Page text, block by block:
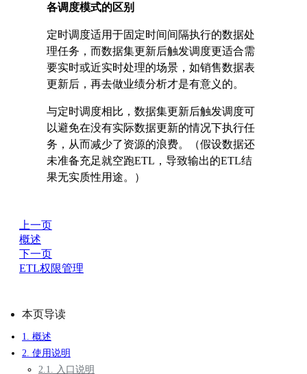
各调度模式的区别
定时调度适用于固定时间间隔执行的数据处
理任务，而数据集更新后触发调度更适合需
要实时或近实时处理的场景，如销售数据表
更新后，再去做业绩分析才是有意义的。
与定时调度相比，数据集更新后触发调度可
以避免在没有实际数据更新的情况下执行任
务，从而减少了资源的浪费。（假设数据还
未准备充足就空跑ETL，导致输出的ETL结
果无实质性用途。）
上一页
概述
下一页
ETL权限管理
本页导读
1. 概述
2. 使用说明
2.1. 入口说明